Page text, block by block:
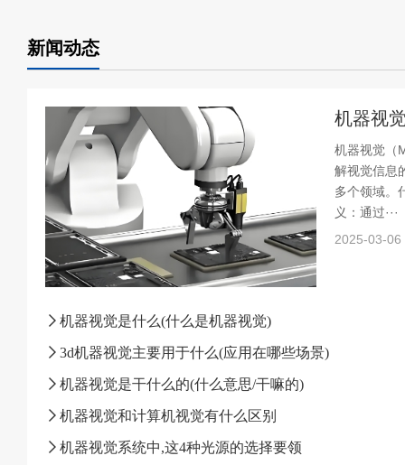
新闻动态
机器视
机器视觉（
解视觉信息
多个领域。
义：通过···
2025-03-06
机器视觉是什么(什么是机器视觉)
3d机器视觉主要用于什么(应用在哪些场景)
机器视觉是干什么的(什么意思/干嘛的)
机器视觉和计算机视觉有什么区别
机器视觉系统中,这4种光源的选择要领